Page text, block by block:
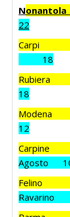
N
22
18
18
12
Agosto
Ravarino